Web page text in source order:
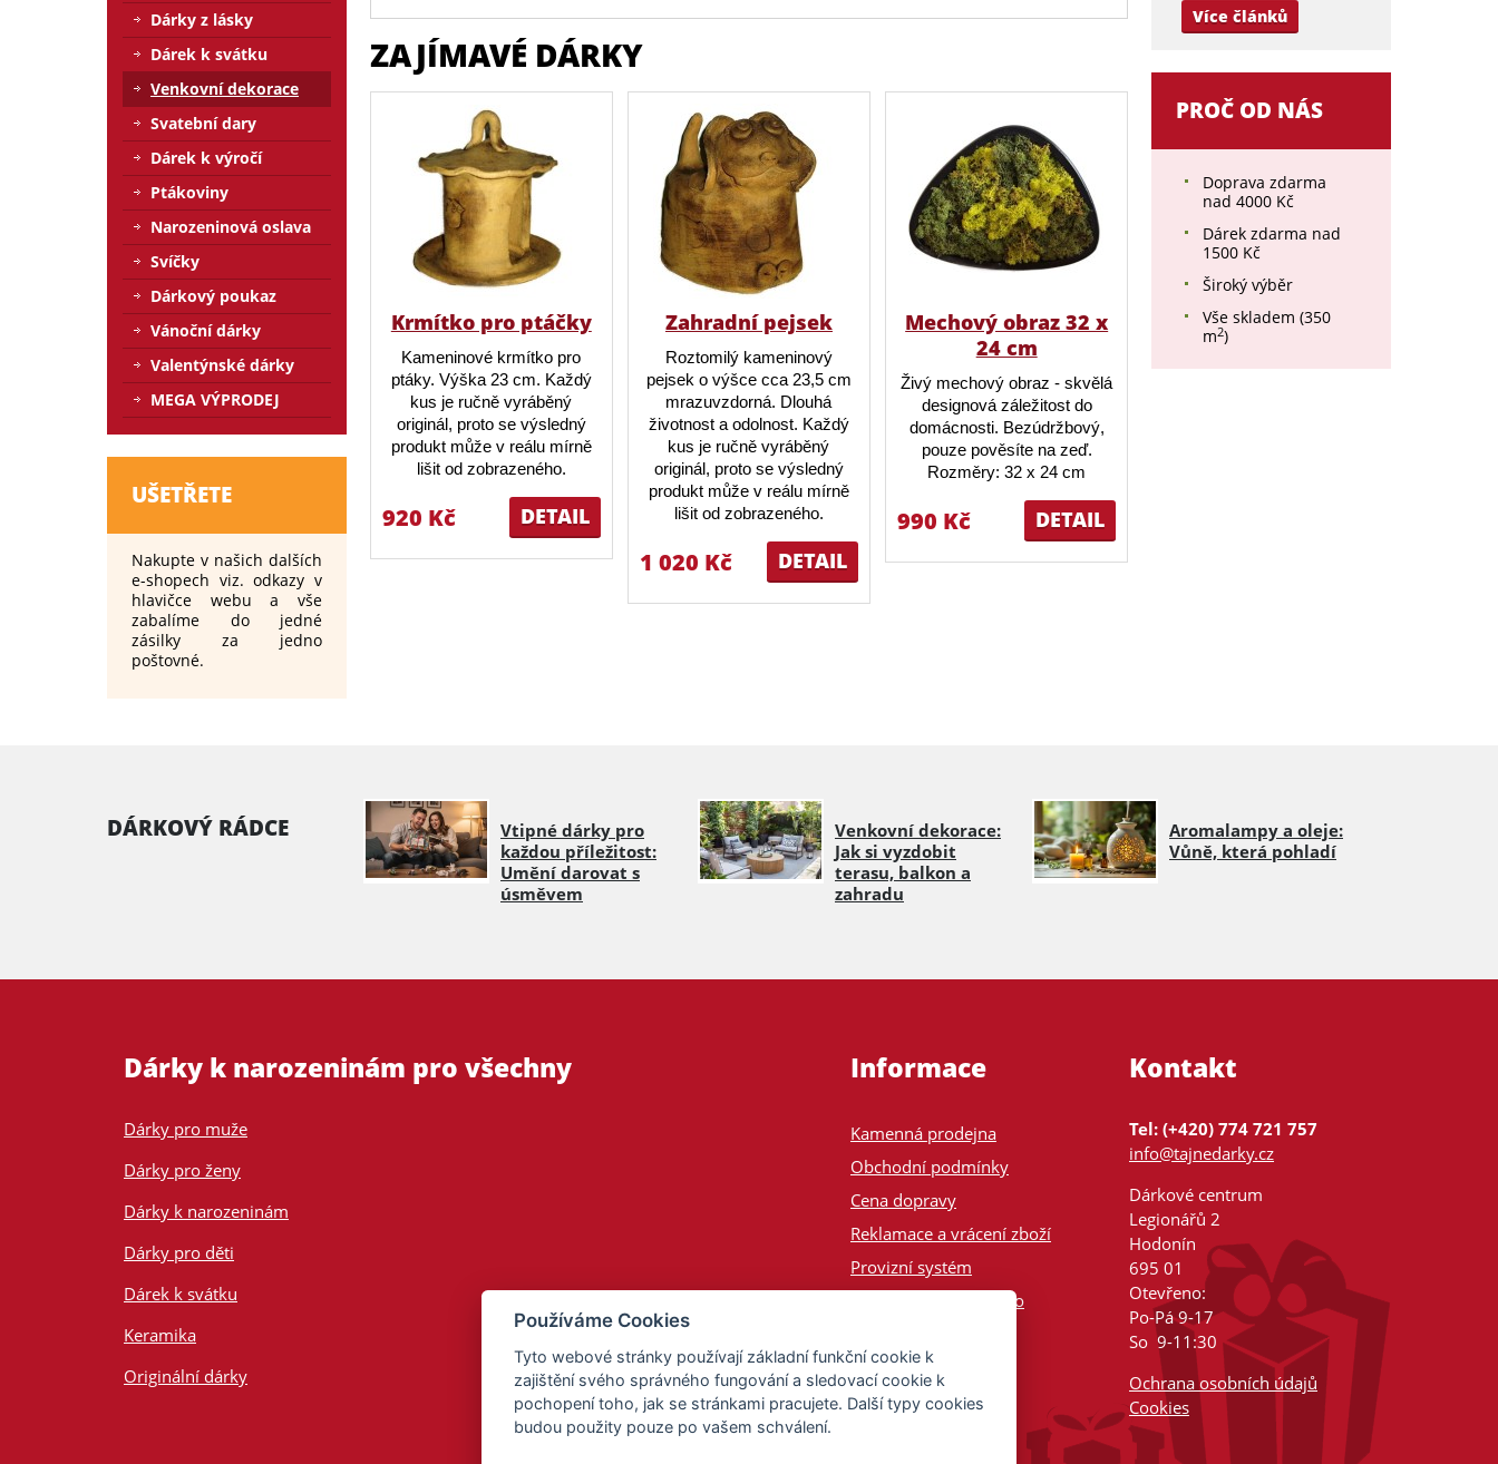
ZAJÍMAVÉ DÁRKY
Krmítko pro ptáčky
Kameninové krmítko pro
ptáky. Výška 23 cm. Každý
kus je ručně vyráběný
originál, proto se výsledný
produkt může v reálu mírně
lišit od zobrazeného.
DETAIL
920 Kč
Zahradní pejsek
Roztomilý kameninový
pejsek o výšce cca 23,5 cm
mrazuvzdorná. Dlouhá
životnost a odolnost. Každý
kus je ručně vyráběný
originál, proto se výsledný
produkt může v reálu mírně
lišit od zobrazeného.
DETAIL
1 020 Kč
Mechový obraz 32 x
24 cm
Živý mechový obraz - skvělá
designová záležitost do
domácnosti. Bezúdržbový,
pouze pověsíte na zeď.
Rozměry: 32 x 24 cm
DETAIL
990 Kč
Více článků
PROČ OD NÁS
Doprava zdarma
nad 4000 Kč
Dárek zdarma nad
1500 Kč
Široký výběr
Vše skladem (350
m2)
Dárky z lásky
Dárek k svátku
Venkovní dekorace
Svatební dary
Dárek k výročí
Ptákoviny
Narozeninová oslava
Svíčky
Dárkový poukaz
Vánoční dárky
Valentýnské dárky
MEGA VÝPRODEJ
UŠETŘETE
Nakupte v našich dalších
e-shopech viz. odkazy v
hlavičce webu a vše
zabalíme do jedné
zásilky za jedno
poštovné.
DÁRKOVÝ RÁDCE
Vtipné dárky pro
každou příležitost:
Umění darovat s
úsměvem
Venkovní dekorace:
Jak si vyzdobit
terasu, balkon a
zahradu
Aromalampy a oleje:
Vůně, která pohladí
Dárky k narozeninám pro všechny
Dárky pro muže
Dárky pro ženy
Dárky k narozeninám
Dárky pro děti
Dárek k svátku
Keramika
Originální dárky
Informace
Kamenná prodejna
Obchodní podmínky
Cena dopravy
Reklamace a vrácení zboží
Provizní systém
Odeslání na Slovensko
Kontakt
Tel: (+420) 774 721 757
info@tajnedarky.cz
Dárkové centrum
Legionářů 2
Hodonín
695 01
Otevřeno:
Po-Pá 9-17
So 9-11:30
Ochrana osobních údajů
Cookies
Používáme Cookies
Tyto webové stránky používají základní funkční cookie k
zajištění svého správného fungování a sledovací cookie k
pochopení toho, jak se stránkami pracujete. Další typy cookies
budou použity pouze po vašem schválení.